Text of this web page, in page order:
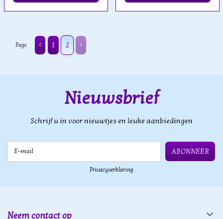
Page 1 2
Nieuwsbrief
Schrijf u in voor nieuwtjes en leuke aanbiedingen
ABONNEER
Privacyverklaring
Neem contact op